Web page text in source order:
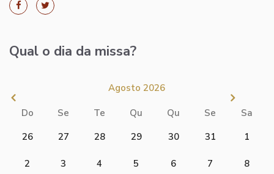
Qual o dia da missa?
Agosto 2026
Do Se Te Qu Qu Se
Sa
26
27 28 29 30 31 1
2 3 4 5 6 7 8